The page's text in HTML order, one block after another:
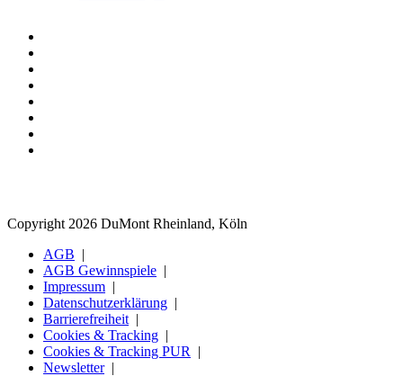
Copyright 2026 DuMont Rheinland, Köln
AGB
AGB Gewinnspiele
Impressum
Datenschutzerklärung
Barrierefreiheit
Cookies & Tracking
Cookies & Tracking PUR
Newsletter